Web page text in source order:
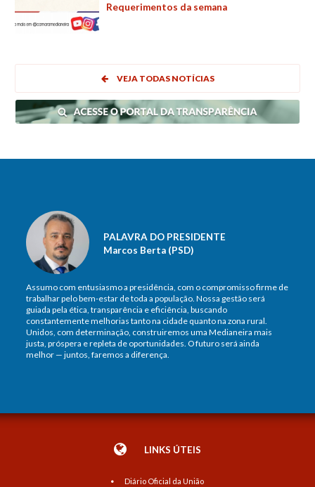
Requerimentos da semana
VEJA TODAS NOTÍCIAS
PALAVRA DO PRESIDENTE
Marcos Berta (PSD)
Assumo com entusiasmo a presidência, com o compromisso firme de
trabalhar pelo bem-estar de toda a população. Nossa gestão será
guiada pela ética, transparência e eficiência, buscando
constantemente melhorias tanto na cidade quanto na zona rural.
Unidos, com determinação, construiremos uma Medianeira mais
justa, próspera e repleta de oportunidades. O futuro será ainda
melhor — juntos, faremos a diferença.
LINKS ÚTEIS
Diário Oficial da União